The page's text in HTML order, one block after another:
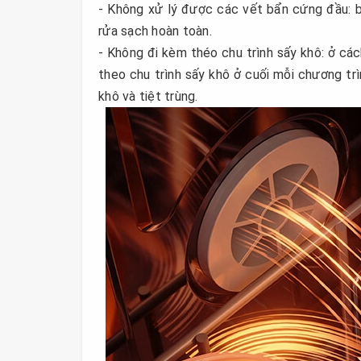
- Không xử lý được các vết bẩn cứng đầu:
rửa sạch hoàn toàn.
- Không đi kèm théo chu trình sấy khô: ở
theo chu trình sấy khô ở cuối mỗi chương
khô và tiệt trùng.